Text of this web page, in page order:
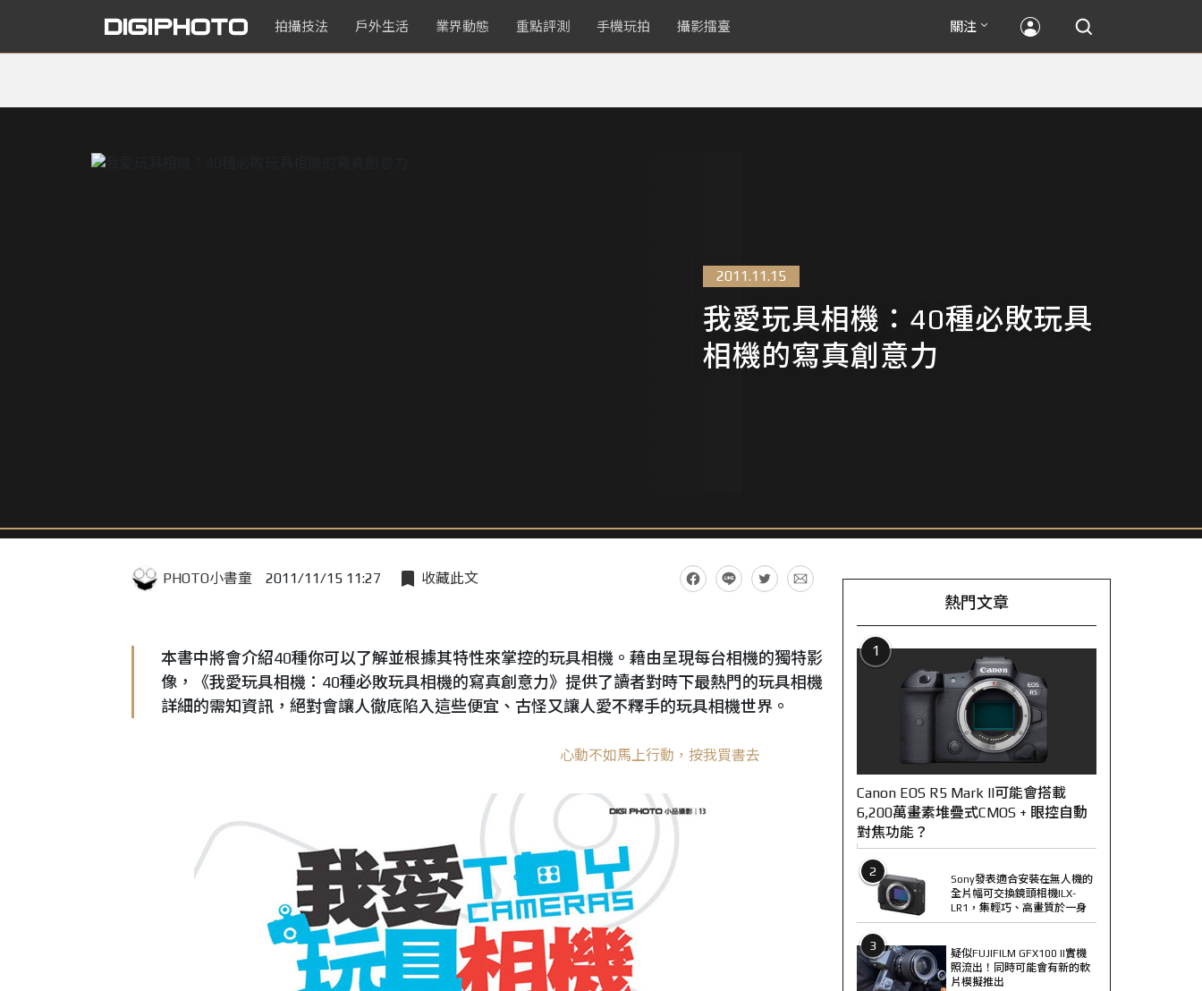
拍攝技法 戶外生活 業界動態 重點評測 手機玩拍 攝影擂臺 關注
2011.11.15
我愛玩具相機：40種必敗玩具
相機的寫真創意力
PHOTO小書童 2011/11/15 11:27 收藏此文
本書中將會介紹40種你可以了解並根據其特性來掌控的玩具相機。藉由呈現每台相機的獨特影
像，《我愛玩具相機：40種必敗玩具相機的寫真創意力》提供了讀者對時下最熱門的玩具相機
詳細的需知資訊，絕對會讓人徹底陷入這些便宜、古怪又讓人愛不釋手的玩具相機世界。
心動不如馬上行動，按我買書去
熱門文章
1
Canon EOS R5 Mark II可能會搭載
6,200萬畫素堆疊式CMOS + 眼控自動
對焦功能？
2
Sony發表適合安裝在無人機的
全片幅可交換鏡頭相機ILX-
LR1，集輕巧、高畫質於一身
3
疑似FUJIFILM GFX100 II實機
照流出！同時可能會有新的軟
片模擬推出